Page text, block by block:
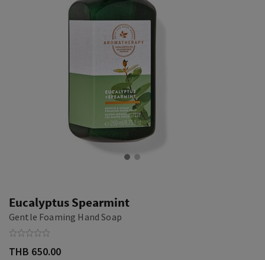
Eucalyptus Spearmint
Gentle Foaming Hand Soap
THB 650.00